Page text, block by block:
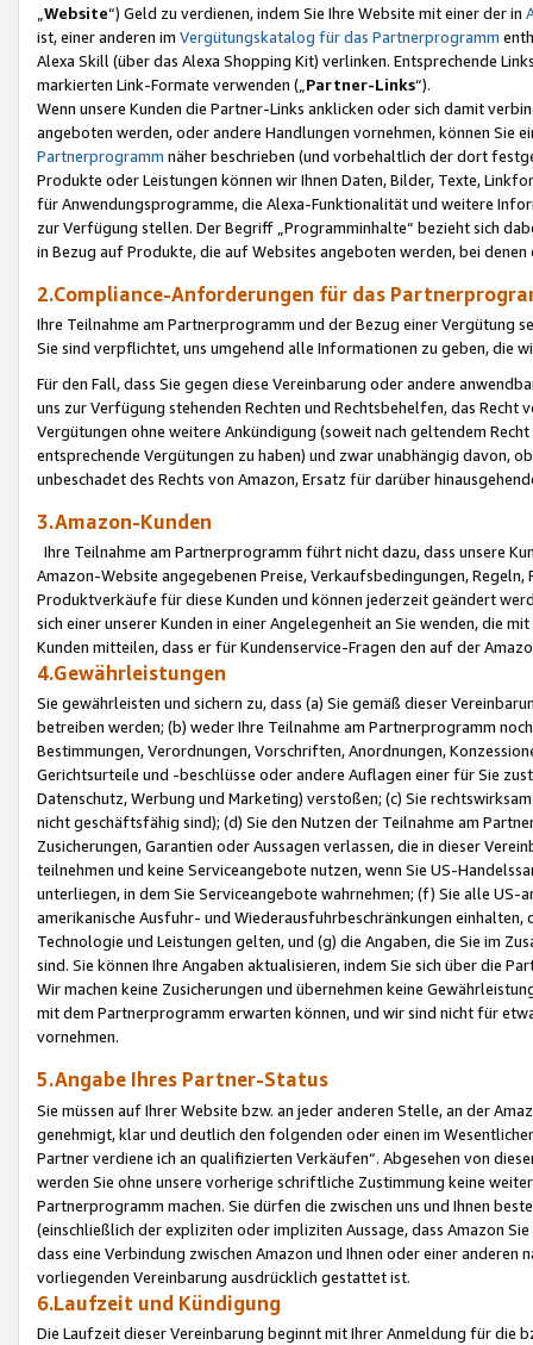
Website“) Geld zu verdienen, indem Sie Ihre Website mit einer der in
ist, einer anderen im Vergütungskatalog für das Partnerprogramm
Alexa Skill (über das Alexa Shopping Kit) verlinken. Entsprechende
markierten Link-Formate verwenden („ Partner-Links“).
Wenn unsere Kunden die Partner-Links anklicken oder sich damit
angeboten werden, oder andere Handlungen vornehmen, können Sie
Partnerprogramm näher beschrieben (und vorbehaltlich der dort
Produkte oder Leistungen können wir Ihnen Daten, Bilder, Texte,
für Anwendungsprogramme, die Alexa-Funktionalität und weitere
zur Verfügung stellen. Der Begriff „Programminhalte“ bezieht sich
in Bezug auf Produkte, die auf Websites angeboten werden, bei
2.Compliance-Anforderungen für das
Ihre Teilnahme am Partnerprogramm und der Bezug einer Vergütung
Sie sind verpflichtet, uns umgehend alle Informationen zu geben, die
Für den Fall, dass Sie gegen diese Vereinbarung oder andere
uns zur Verfügung stehenden Rechten und Rechtsbehelfen, das
Vergütungen ohne weitere Ankündigung (soweit nach geltendem
entsprechende Vergütungen zu haben) und zwar unabhängig davon,
unbeschadet des Rechts von Amazon, Ersatz für darüber
3.Amazon-Kunden
Ihre Teilnahme am Partnerprogramm führt nicht dazu, dass unsere
Amazon-Website angegebenen Preise, Verkaufsbedingungen,
Produktverkäufe für diese Kunden und können jederzeit geändert
sich einer unserer Kunden in einer Angelegenheit an Sie wenden, die
Kunden mitteilen, dass er für Kundenservice-Fragen den auf der
4.Gewährleistungen
Sie gewährleisten und sichern zu, dass (a) Sie gemäß dieser
betreiben werden; (b) weder Ihre Teilnahme am Partnerprogramm
Bestimmungen, Verordnungen, Vorschriften, Anordnungen,
Gerichtsurteile und -beschlüsse oder andere Auflagen einer für Sie
Datenschutz, Werbung und Marketing) verstoßen; (c) Sie
nicht geschäftsfähig sind); (d) Sie den Nutzen der Teilnahme am
Zusicherungen, Garantien oder Aussagen verlassen, die in dieser
teilnehmen und keine Serviceangebote nutzen, wenn Sie US-
unterliegen, in dem Sie Serviceangebote wahrnehmen; (f) Sie alle
amerikanische Ausfuhr- und Wiederausfuhrbeschränkungen
Technologie und Leistungen gelten, und (g) die Angaben, die Sie im
sind. Sie können Ihre Angaben aktualisieren, indem Sie sich über die
Wir machen keine Zusicherungen und übernehmen keine
mit dem Partnerprogramm erwarten können, und wir sind nicht für
vornehmen.
5.Angabe Ihres Partner-Status
Sie müssen auf Ihrer Website bzw. an jeder anderen Stelle, an der
genehmigt, klar und deutlich den folgenden oder einen im
Partner verdiene ich an qualifizierten Verkäufen“. Abgesehen von
werden Sie ohne unsere vorherige schriftliche Zustimmung keine
Partnerprogramm machen. Sie dürfen die zwischen uns und Ihnen
(einschließlich der expliziten oder impliziten Aussage, dass Amazon
dass eine Verbindung zwischen Amazon und Ihnen oder einer
vorliegenden Vereinbarung ausdrücklich gestattet ist.
6.Laufzeit und Kündigung
Die Laufzeit dieser Vereinbarung beginnt mit Ihrer Anmeldung für die